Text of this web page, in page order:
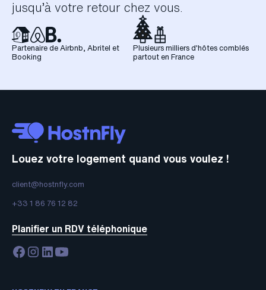
jusqu’à votre retour chez vous.
Partenaire de Airbnb, Abritel et
Booking
Plusieurs milliers d'hôtes comblés
partout en France
Louez votre logement quand vous voulez !
client@hostnfly.com
+33 1 86 76 12 82
Planifier un RDV téléphonique